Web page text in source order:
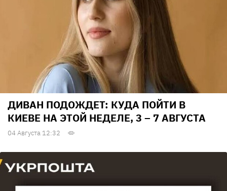
ДИВАН ПОДОЖДЕТ: КУДА ПОЙТИ В
КИЕВЕ НА ЭТОЙ НЕДЕЛЕ, 3 – 7 АВГУСТА
04 Августа 12:32